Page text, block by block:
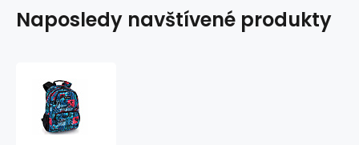
Naposledy navštívené produkty